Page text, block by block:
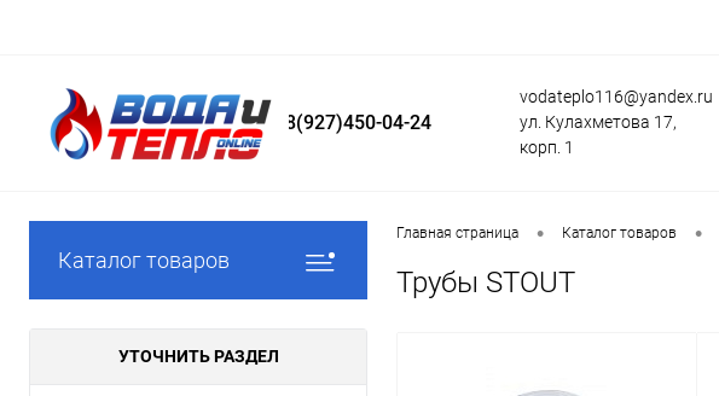
8(927)450-04-24
vodateplo116@yandex.ru
ул. Кулахметова 17,
корп. 1
Каталог товаров
УТОЧНИТЬ РАЗДЕЛ
Главная страница • Каталог товаров •
Трубы STOUT